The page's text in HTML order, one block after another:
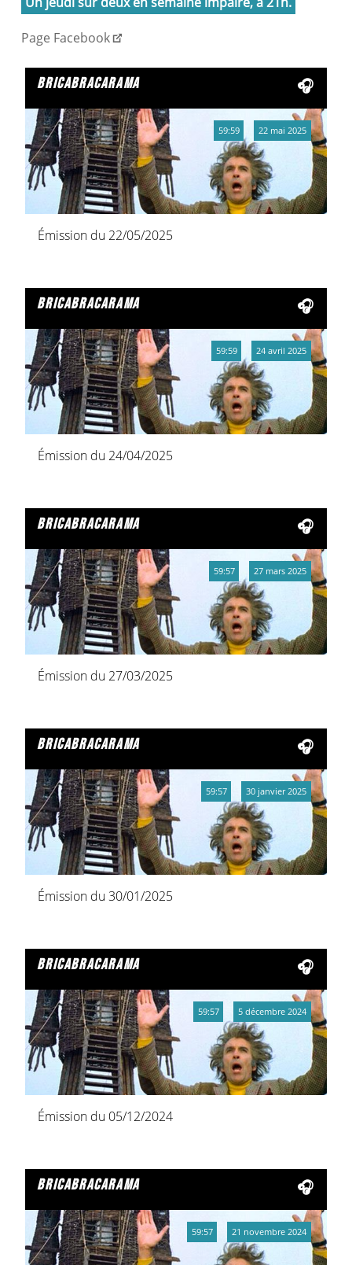
Page Facebook
bricabracarama
Émission du 22/05/2025
59:59 22 mai 2025
bricabracarama
Émission du 24/04/2025
59:59 24 avril 2025
bricabracarama
Émission du 27/03/2025
59:57 27 mars 2025
bricabracarama
Émission du 30/01/2025
59:57 30 janvier 2025
bricabracarama
Émission du 05/12/2024
59:57 5 décembre 2024
bricabracarama
59:57 21 novembre 2024